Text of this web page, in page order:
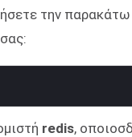
την παρακάτω
redis,